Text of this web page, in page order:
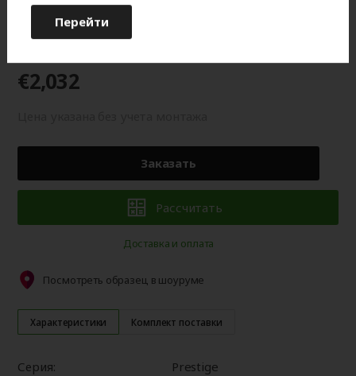
Характеристики Комплект поставки
Серия:
Prestige
Гарантия 2 года
€2,032
Заказать
Рассчитать
Доставка и оплата
Посмотреть образец в шоуруме
Перейти